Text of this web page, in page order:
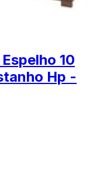
10
Hp -